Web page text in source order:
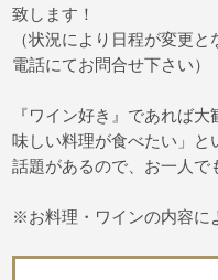
致します！
（状況により日程が変更
電話にてお問合せ下さい）
『ワイン好き』であれば
味しい料理が食べたい」
話題があるので、お一人で
※お料理・ワインの内容に